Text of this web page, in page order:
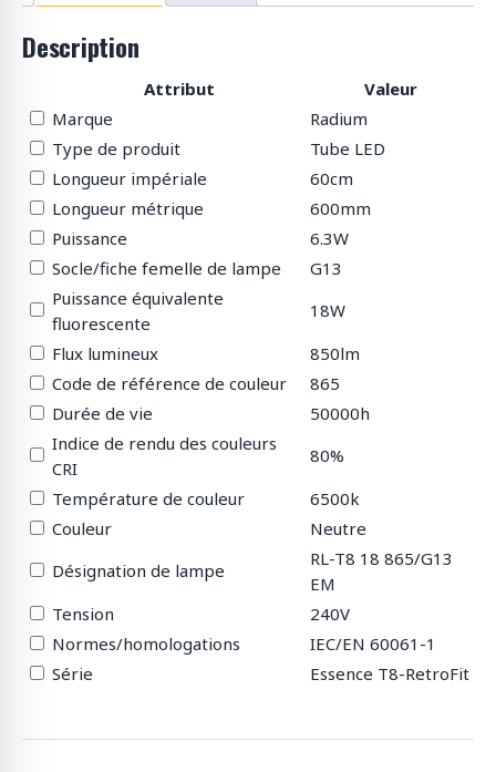
Description
Attribut
Valeur
Marque
Radium
Type de produit
Tube LED
Longueur impériale
60cm
Longueur métrique
600mm
Puissance
6.3W
Socle/fiche femelle de lampe
G13
Puissance équivalente
fluorescente
18W
Flux lumineux
850lm
Code de référence de couleur
865
Durée de vie
50000h
Indice de rendu des couleurs
CRI
80%
Température de couleur
6500k
Couleur
Neutre
Désignation de lampe
RL-T8 18 865/G13
EM
Tension
240V
Normes/homologations
IEC/EN 60061-1
Série
Essence T8-RetroFit